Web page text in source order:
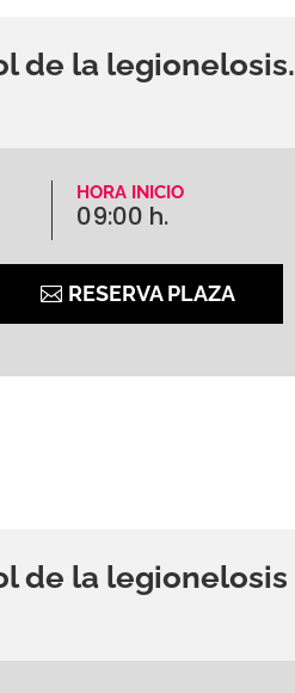
de la legionelosis.
HORA INICIO
09:00 h.
RESERVA PLAZA
de la legionelosis